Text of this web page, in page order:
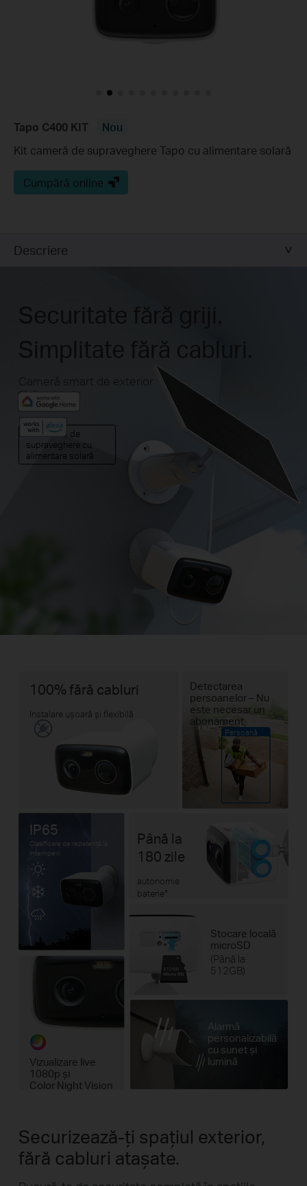
Tapo C400 KIT
Nou
Kit cameră de supraveghere Tapo cu alimentare solară
Cumpără online
Descriere
Cameră smart de exterior
fără cabluri
Kit cameră de
supraveghere cu
alimentare solară
100% fără cabluri
Instalare ușoară și flexibilă
Detectarea
persoanelor – Nu
este necesar un
abonament
Persoană
IP65
Clasificare de rezistență la
intemperii
Vizualizare live
1080p și
Color Night Vision
Până la
180 zile
autonomie
baterie*
Stocare locală
microSD
(Până la
512GB)
Alarmă
personalizabilă
cu sunet și
lumină
Securizează-ți spațiul exterior,
fără cabluri atașate.